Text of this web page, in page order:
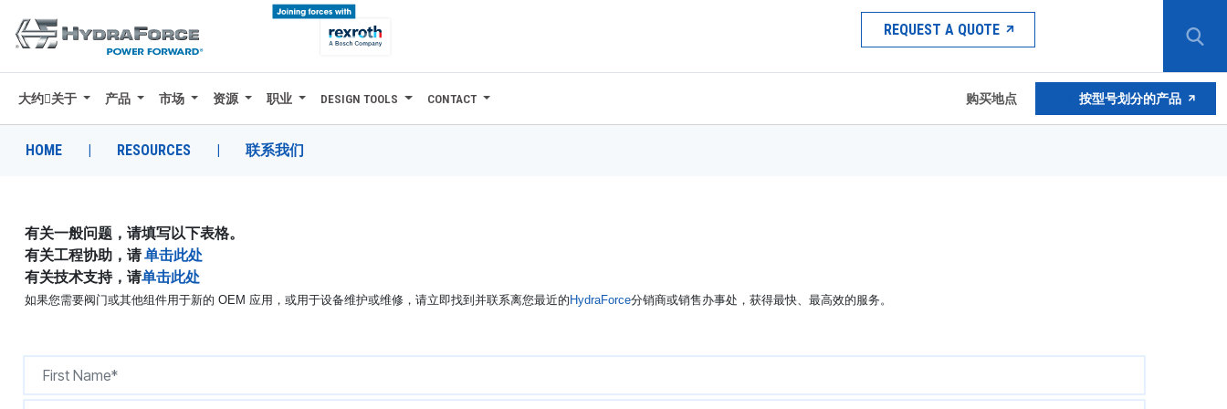
REQUEST A QUOTE
大约关于
产品
资源
职业
DESIGN TOOLS
CONTACT
购买地点
大约关于 产品 市场 资源 职业 DESIGN TOOLS CONTACT 购买地点 按型号划分的产品
HOME | RESOURCES | 联系我们
有关一般问题，请填写以下表格。
有关工程协助，请单击此处
有关技术支持，请单击此处
如果您需要阀门或其他组件用于新的 OEM 应用，或用于设备维护或维修，请立即找到并联系离您最近的 HydraForce分销商或销售办事处，获得最快、最高效的服务。